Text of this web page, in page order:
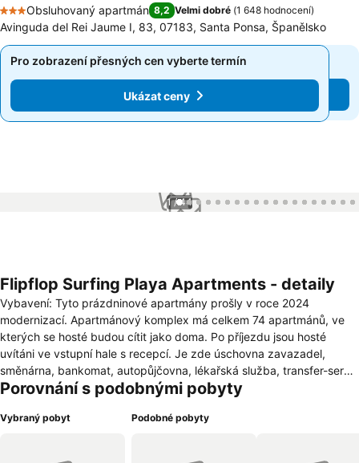
3 Počet hvězdiček
Obsluhovaný apartmán 8,2 Velmi dobré (1 648 hodnocení)
Avinguda del Rei Jaume I, 83, 07183, Santa Ponsa, Španělsko
Pro zobrazení přesných cen vyberte termín
Ukázat ceny
Pro zobrazení přesných cen vyberte termín
Ukázat ceny
1 / 44
Flipflop Surfing Playa Apartments - detaily
Vybavení: Tyto prázdninové apartmány prošly v roce 2024
modernizací. Apartmánový komplex má celkem 74 apartmánů, ve
kterých se hosté budou cítit jako doma. Po příjezdu jsou hosté
uvítáni ve vstupní hale s recepcí. Je zde úschovna zavazadel,
směnárna, bankomat, autopůjčovna, lékařská služba, transfer-servis
a prádelna. Ve společných prostorách je možnost internetového
pomůžeme s výběrem a rezervací výletů V obchodě se suvenýry si
Porovnání s podobnými pobyty
Vybraný pobyt Podobné pobyty